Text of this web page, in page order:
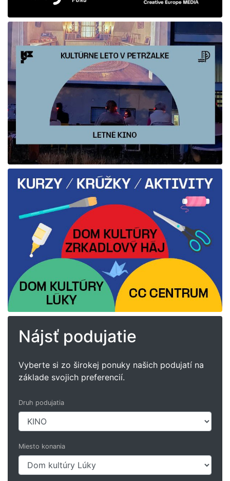
Nájsť podujatie
Vyberte si zo širokej ponuky našich podujatí na
základe svojich preferencií.
Druh podujatia
Miesto konania